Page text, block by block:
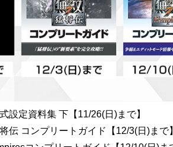
GAMECITY市民
Online Shop KT SPOT
設定資料集 下【11/26(日)まで】
伝 コンプリートガイド【12/3(日)まで】